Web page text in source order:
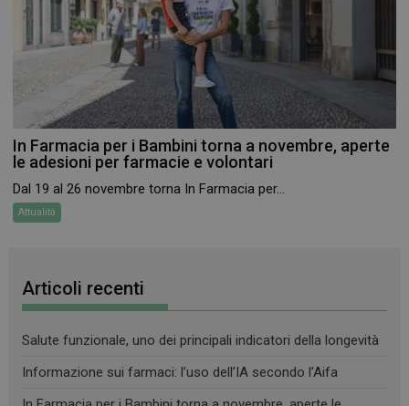
In Farmacia per i Bambini torna a novembre, aperte
le adesioni per farmacie e volontari
Dal 19 al 26 novembre torna In Farmacia per...
Attualità
Articoli recenti
Salute funzionale, uno dei principali indicatori della longevità
Informazione sui farmaci: l’uso dell’IA secondo l’Aifa
.www.farmamese.it